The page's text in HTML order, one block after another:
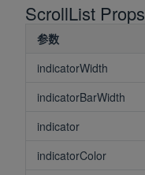
ScrollList Props
参数
indicatorWidth
indicatorBarWidth
indicator
indicatorColor